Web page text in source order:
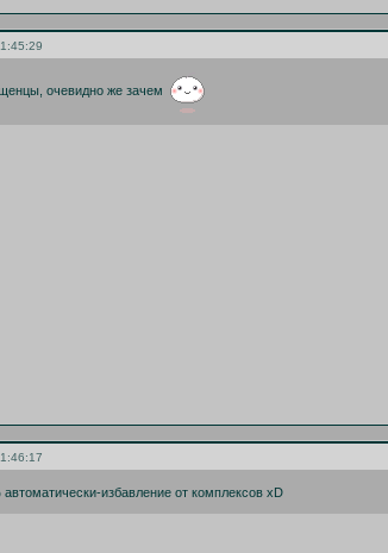
очевидно же зачем
автоматически-избавление от комплексов хD